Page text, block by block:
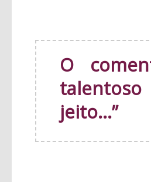
O
jeito...”